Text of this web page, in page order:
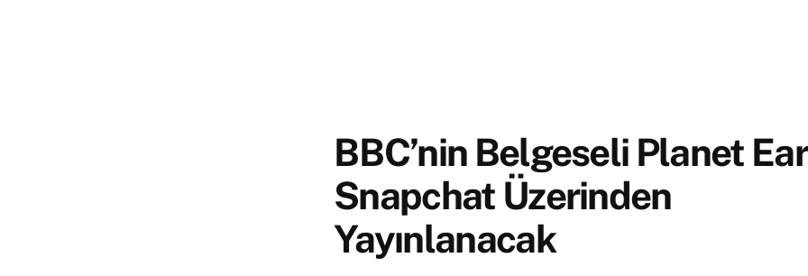
BBC’nin Belgeseli Planet
Snapchat Üzerinden
Yayınlanacak